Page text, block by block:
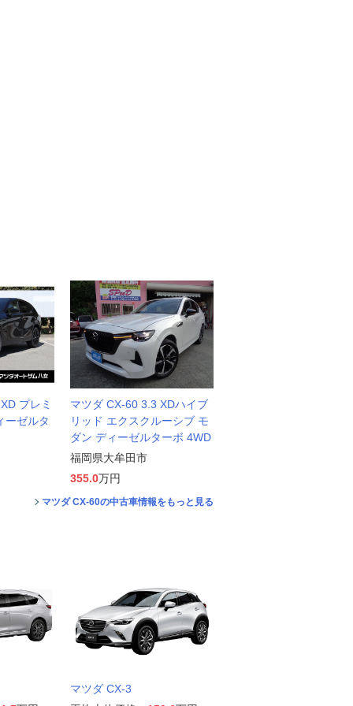
プレミ
ーゼルタ
マツダ CX-60 3.3 XDハイブ
リッド エクスクルーシブ モ
ダン ディーゼルターボ 4WD
福岡県大牟田市
355.0万円
マツダ CX-60の中古車情報をもっと見る
マツダ CX-3